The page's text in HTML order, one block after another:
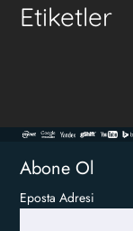
Etiketler
Abone Ol
Eposta Adresi